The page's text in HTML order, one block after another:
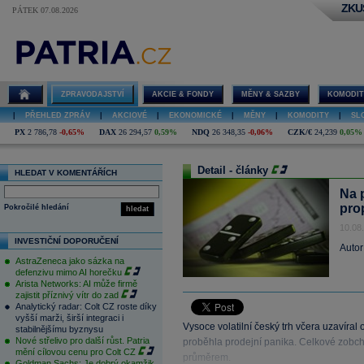
PÁTEK 07.08.2026
ZPRAVODAJSTVÍ AKCIE & FONDY MĚNY & SAZBY
PŘEHLED ZPRÁV AKCIOVÉ EKONOMICKÉ MĚNY KOMODITY
PX 2 786,78 -0,65% DAX 26 294,57 0,59% NDQ 26 348,35 -0,06% CZK/€ 24,239 0,05%
HLEDAT V KOMENTÁŘÍCH
hledat
Pokročilé hledání
INVESTIČNÍ DOPORUČENÍ
AstraZeneca jako sázka na
defenzivu mimo AI horečku
Arista Networks: AI může firmě
zajistit příznivý vítr do zad
Analytický radar: Colt CZ roste díky
vyšší marži, širší integraci i
stabilnějšímu byznysu
Nové střelivo pro další růst. Patria
mění cílovou cenu pro Colt CZ
Detail - články
Na
Vysoce volatilní český trh včera uzavíral
proběhla prodejní panika. Celkové
průměrem.